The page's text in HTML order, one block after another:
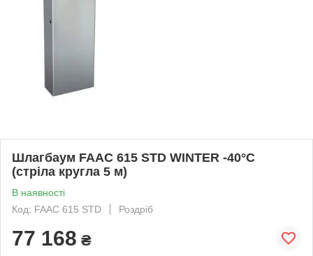
Шлагбаум FAAC 615 STD WINTER -40°C
(стріла кругла 5 м)
В наявності
Код: FAAC 615 STD
Роздріб
77 168 ₴